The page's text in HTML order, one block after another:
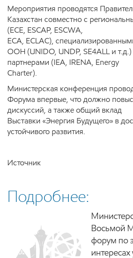
Мероприятия проводятся
Казахстан совместно с
(ECE, ESCAP, ESCWA,
ECA, ECLAC),
ООН (UNIDO, UNDP, SE4ALL и т.д.)
партнерами (IEA, IRENA, Energy
Charter).
Министерская конференция
Форума впервые, что должно
дискуссий, а также общий вклад
Выставки «Энергия Будущего» в
устойчивого развития.
Источник
Подробнее:
Восьмой
форум по
интересах